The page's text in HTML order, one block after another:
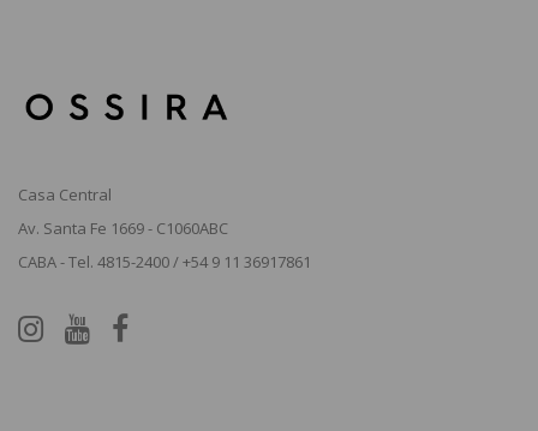
Casa Central
Av. Santa Fe 1669 - C1060ABC
CABA - Tel. 4815-2400 / +54 9 11 36917861